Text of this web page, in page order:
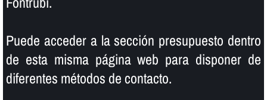
Puede acceder a la sección presupuesto dentro
de esta misma página web para disponer de
diferentes métodos de contacto.